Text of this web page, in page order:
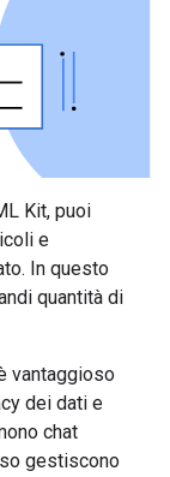
Kit, puoi
e
In questo
quantità di
vantaggioso
dei dati e
chat
gestiscono